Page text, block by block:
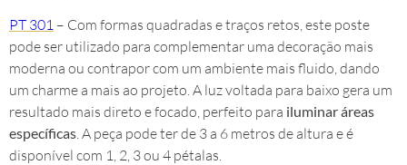
PT 301 – Com formas quadradas e traços retos, este poste
pode ser utilizado para complementar uma decoração mais
moderna ou contrapor com um ambiente mais fluido, dando
um charme a mais ao projeto. A luz voltada para baixo gera um
resultado mais direto e focado, perfeito para iluminar áreas
específicas . A peça pode ter de 3 a 6 metros de altura e é
disponível com 1, 2, 3 ou 4 pétalas.